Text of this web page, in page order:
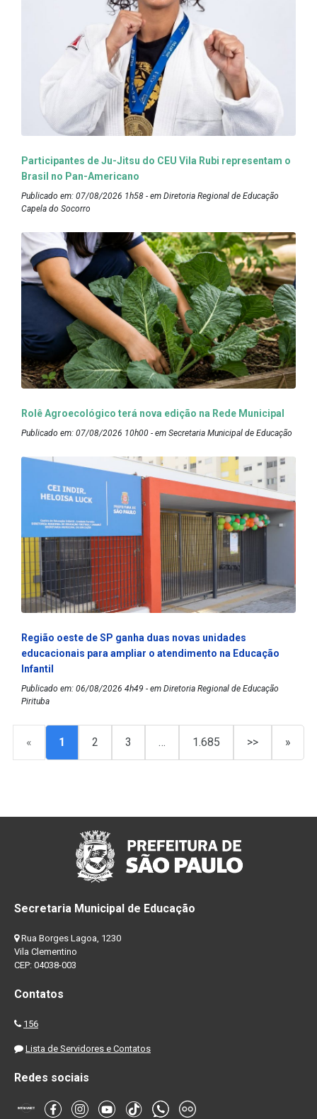
Participantes de Ju-Jitsu do CEU Vila Rubi representam o
Brasil no Pan-Americano
Publicado em: 07/08/2026 1h58 - em Diretoria Regional de Educação
Capela do Socorro
Rolê Agroecológico terá nova edição na Rede Municipal
Publicado em: 07/08/2026 10h00 - em Secretaria Municipal de Educação
Região oeste de SP ganha duas novas unidades
educacionais para ampliar o atendimento na Educação
Infantil
Publicado em: 06/08/2026 4h49 - em Diretoria Regional de Educação
Pirituba
« 1 2 3 … 1.685 >> »
Secretaria Municipal de Educação
Rua Borges Lagoa, 1230
Vila Clementino
CEP: 04038-003
Contatos
156
Lista de Servidores e Contatos
Redes sociais